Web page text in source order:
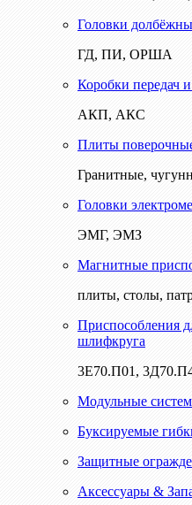
Головки
ГД, ПИ, ОРША
Коробки передач и
АКП, АКС
Плиты
Гранитные,
Головки
ЭМГ, ЭМЗ
Магнитные
плиты, столы,
Приспособления
шлифкруга
3Е70.П01,
Модульные
Буксируемые
Защитные
Аксессуары &